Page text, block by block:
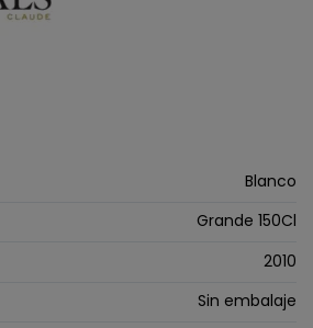
Blanco
Grande 150Cl
2010
Sin embalaje